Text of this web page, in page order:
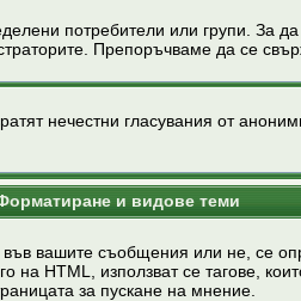
потребители или групи. За
Препоръчваме да се
нечестни гласувания от
и видове теми
вашите съобщения или не, се
използват се тагове,
за пускане на мнение.